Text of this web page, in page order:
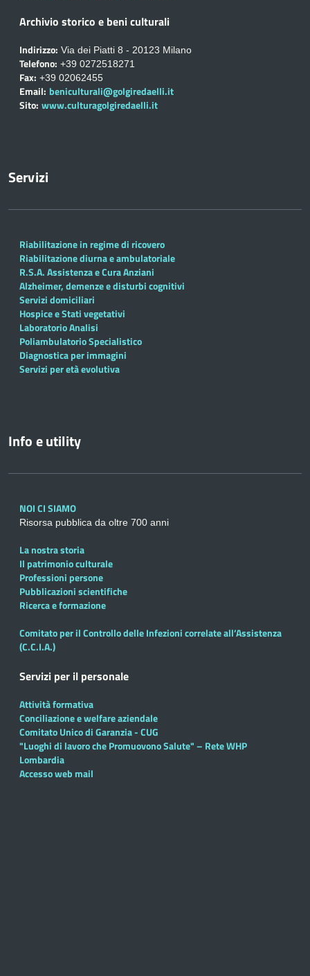
Archivio storico e beni culturali
Indirizzo: Via dei Piatti 8 - 20123 Milano
Telefono: +39 0272518271
Fax: +39 02062455
Email: beniculturali@golgiredaelli.it
Sito: www.culturagolgiredaelli.it
Servizi
Riabilitazione in regime di ricovero
Riabilitazione diurna e ambulatoriale
R.S.A. Assistenza e Cura Anziani
Alzheimer, demenze e disturbi cognitivi
Servizi domiciliari
Hospice e Stati vegetativi
Laboratorio Analisi
Poliambulatorio Specialistico
Diagnostica per immagini
Servizi per età evolutiva
Info e utility
NOI CI SIAMO
Risorsa pubblica da oltre 700 anni
La nostra storia
Il patrimonio culturale
Professioni persone
Pubblicazioni scientifiche
Ricerca e formazione
Comitato per il Controllo delle Infezioni correlate all’Assistenza
(C.C.I.A.)
Servizi per il personale
Attività formativa
Conciliazione e welfare aziendale
Comitato Unico di Garanzia - CUG
"Luoghi di lavoro che Promuovono Salute" – Rete WHP
Lombardia
Accesso web mail